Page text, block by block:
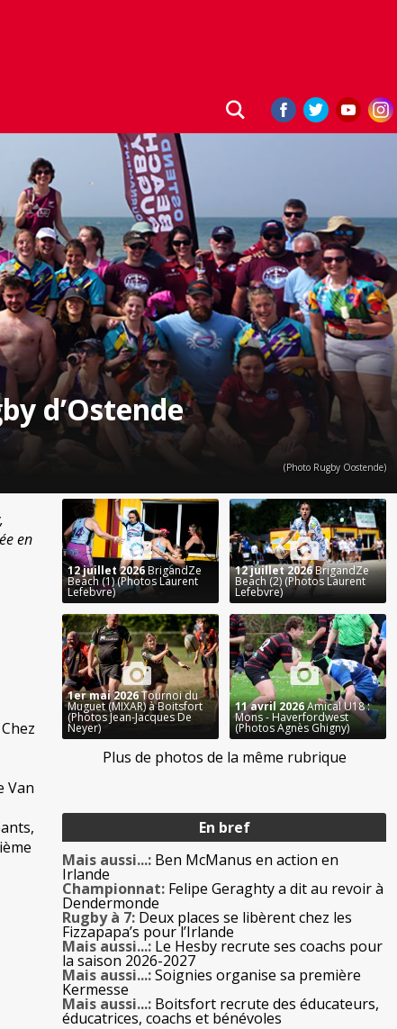
d’Ostende
(Photo Rugby Oostende)
en
Van
En bref
Mais aussi...: Ben McManus en action en
Irlande
Championnat: Felipe Geraghty a dit au revoir à
Dendermonde
Rugby à 7: Deux places se libèrent chez les
Fizzapapa’s pour l’Irlande
Mais aussi...: Le Hesby recrute ses coachs pour
la saison 2026-2027
Mais aussi...:Soignies organise sa première
Kermesse
Mais aussi...: Boitsfort recrute des éducateurs,
éducatrices, coachs et bénévoles
12 juillet 2026BrigandZe
Beach (1) (Photos Laurent
Lefebvre)
12 juillet 2026BrigandZe
Beach (2) (Photos Laurent
Lefebvre)
1er mai 2026Tournoi du
Muguet (MIXAR) à Boitsfort
(Photos Jean-Jacques De
Neyer)
11 avril 2026Amical U18 :
Mons - Haverfordwest
(Photos Agnès Ghigny)
Plus de photos de la même rubrique